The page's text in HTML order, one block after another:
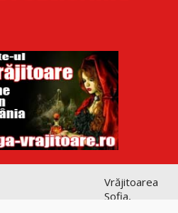
Vrăjitoarea
Sofia,